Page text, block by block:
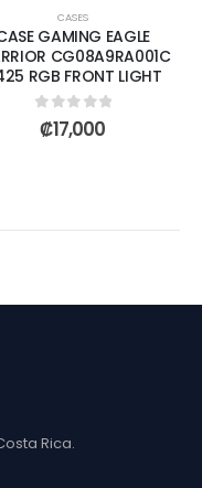
CASES
GAMING EAGLE
CG08A9RA001C
RGB FRONT LIGHT
0out of 5
₡17,000
Rica.